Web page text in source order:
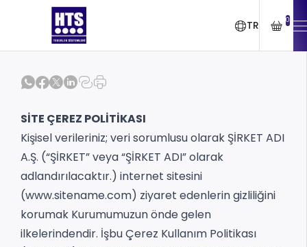
TR 0
SİTE ÇEREZ POLİTİKASI
Kişisel verileriniz; veri sorumlusu olarak ŞİRKET ADI
A.Ş. (“ŞİRKET” veya “ŞİRKET ADI” olarak
adlandırılacaktır.) internet sitesini
(www.sitename.com) ziyaret edenlerin gizliliğini
korumak Kurumumuzun önde gelen
ilkelerindendir. İşbu Çerez Kullanım Politikası